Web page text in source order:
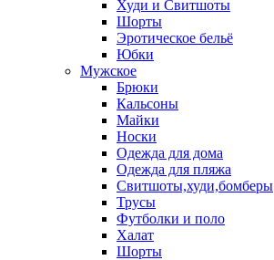
Худи и Свитшоты
Шорты
Эротическое бельё
Юбки
Мужское
Брюки
Кальсоны
Майки
Носки
Одежда для дома
Одежда для пляжа
Свитшоты,худи,бомберы
Трусы
Футболки и поло
Халат
Шорты